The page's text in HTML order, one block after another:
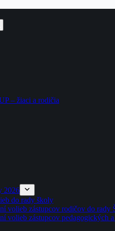
– žiaci a rodičia
2026
do rady školy
volieb zástupcov rodičov do rady
volieb zástupcov pedagogických